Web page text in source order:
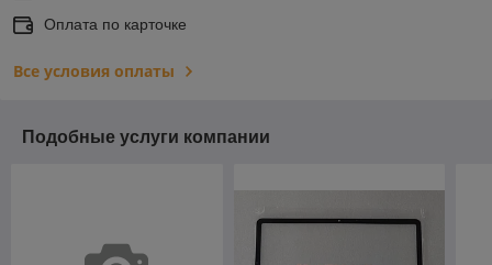
Оплата по карточке
Все условия оплаты
Подобные услуги компании